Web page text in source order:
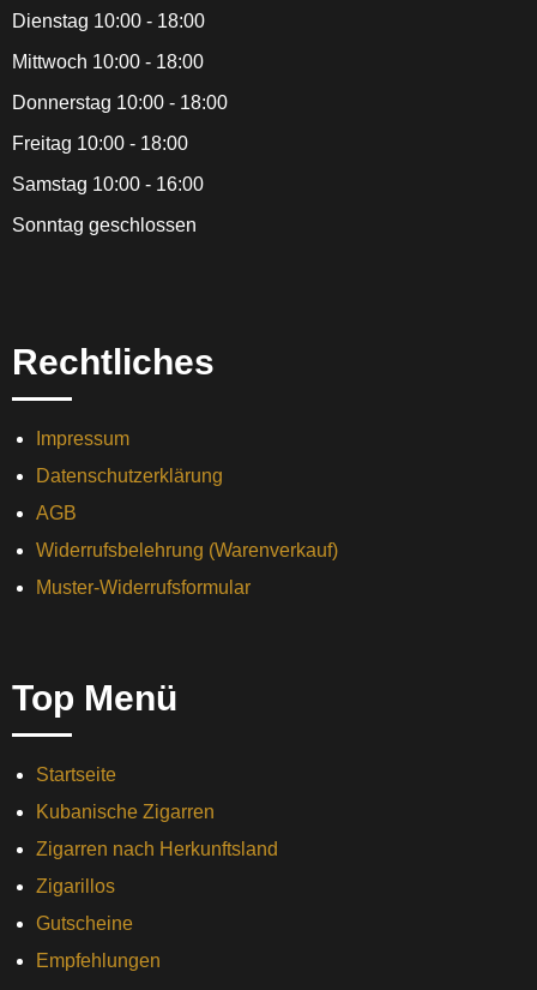
Dienstag 10:00 - 18:00
Mittwoch 10:00 - 18:00
Donnerstag 10:00 - 18:00
Freitag 10:00 - 18:00
Samstag 10:00 - 16:00
Sonntag geschlossen
Rechtliches
Impressum
Datenschutzerklärung
AGB
Widerrufsbelehrung (Warenverkauf)
Muster-Widerrufsformular
Top Menü
Startseite
Kubanische Zigarren
Zigarren nach Herkunftsland
Zigarillos
Gutscheine
Empfehlungen